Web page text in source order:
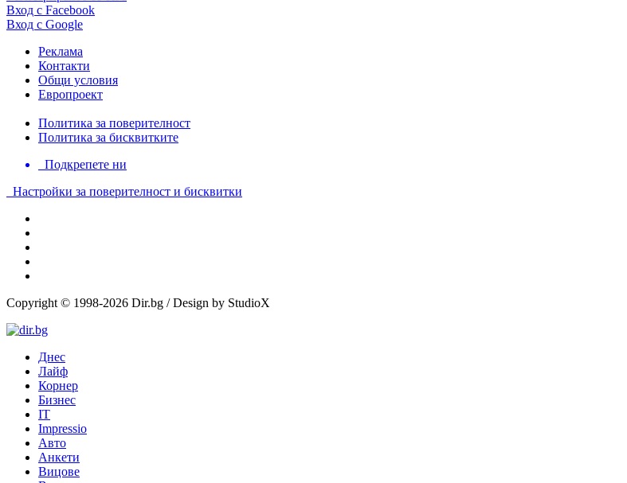
Вход с Facebook
Вход с Google
Реклама
Контакти
Общи условия
Европроект
Политика за поверителност
Политика за бисквитките
Подкрепете ни
Настройки за поверителност и бисквитки
Copyright © 1998-2026 Dir.bg / Design by StudioX
Днес
Лайф
Корнер
Бизнес
IT
Impressio
Авто
Анкети
Вицове